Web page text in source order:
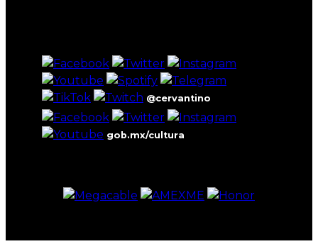
@cervantino
gob.mx/cultura